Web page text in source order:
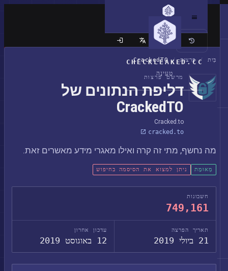
CHECKLEAKED.CC
טְעִינָה
האתר הקלאסי
/ פרצות /
CrackedTO
מרשם פרצות
דליפת הנתונים של
CrackedTO
Cracked.to
cracked.to
מה נחשף, מתי זה קרה ואילו מאגרי מידע מאשרים זאת.
מְאוּמָת ניתן למצוא את הסיסמה בחיפוש
חשבונות
749,161
תאריך הפרצה
21 ביולי 2019
עדכון אחרון
12 באוגוסט 2019